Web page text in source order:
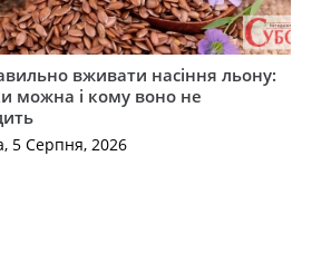
вживати насіння льону:
можна і кому воно не
5 Серпня, 2026